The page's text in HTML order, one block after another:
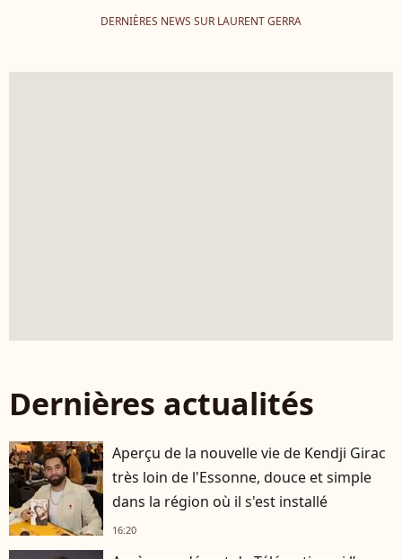
DERNIÈRES NEWS SUR LAURENT GERRA
Dernières actualités
Aperçu de la nouvelle vie de Kendji Girac
très loin de l'Essonne, douce et simple
dans la région où il s'est installé
16:20